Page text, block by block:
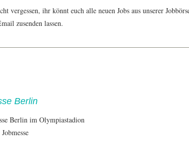
vergessen, ihr könnt euch alle neuen Jobs aus unserer
zusenden lassen.
Berlin
Berlin im Olympiastadion